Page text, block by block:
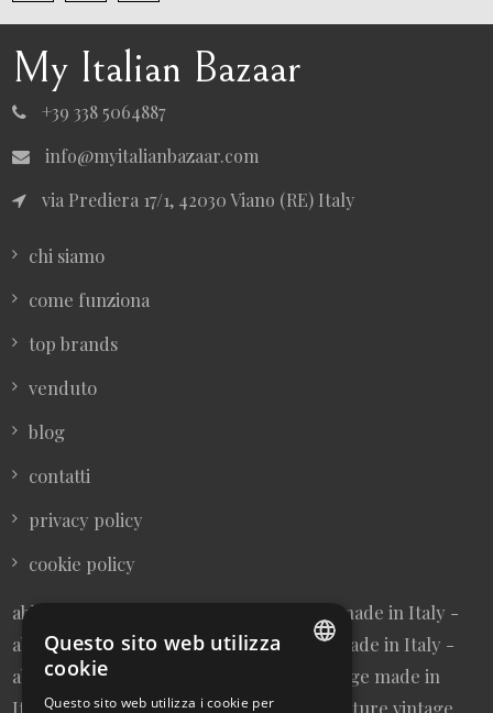
My Italian Bazaar
+39 338 5064887
info@myitalianbazaar.com
via Prediera 17/1, 42030 Viano (RE) Italy
chi siamo
come funziona
top brands
venduto
blog
contatti
privacy policy
cookie policy
abbigliamento donna vintage sartoriale made in Italy -
abbigliamento uomo vintage sartoriale made in Italy -
abbigliamento da collezione - borse vintage made in
Italy - cravatte vintage made in Italy - cinture vintage
Questo sito web utilizza
cookie
Questo sito web utilizza i cookie per